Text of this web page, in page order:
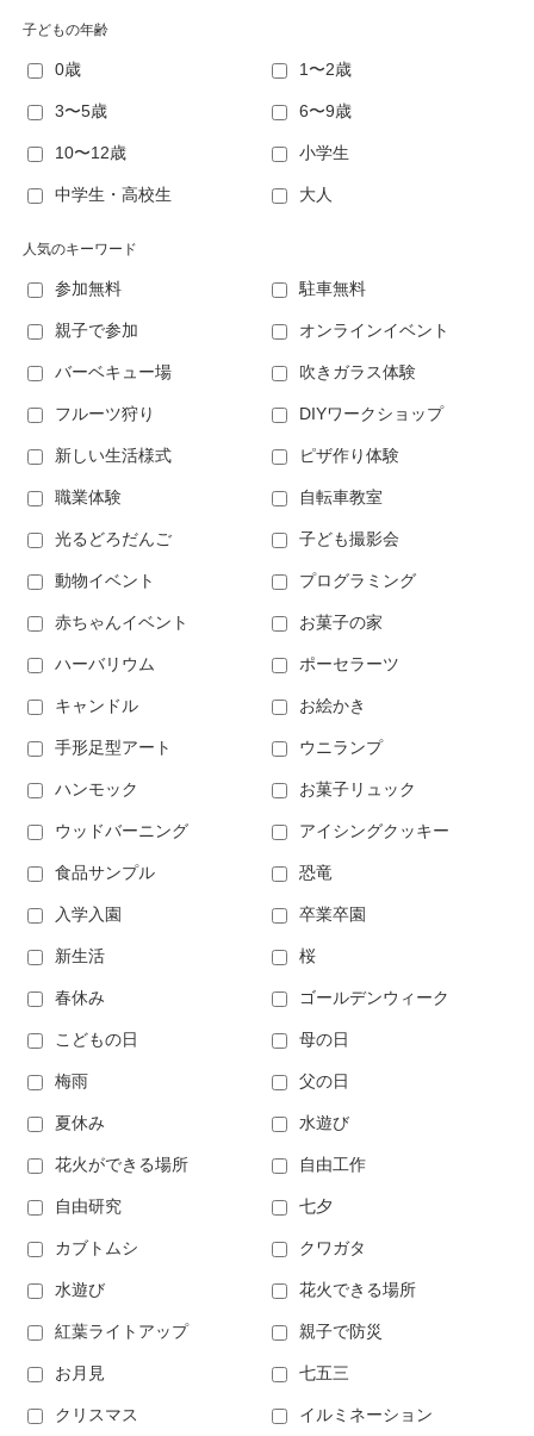
子どもの年齢
0歳 1〜2歳
3〜5歳 6〜9歳
10〜12歳 小学生
中学生・高校生 大人
人気のキーワード
参加無料 駐車無料
親子で参加 オンラインイベント
バーベキュー場 吹きガラス体験
フルーツ狩り DIYワークショップ
新しい生活様式 ピザ作り体験
職業体験 自転車教室
光るどろだんご 子ども撮影会
動物イベント プログラミング
赤ちゃんイベント お菓子の家
ハーバリウム ポーセラーツ
キャンドル お絵かき
手形足型アート ウニランプ
ハンモック お菓子リュック
ウッドバーニング アイシングクッキー
食品サンプル 恐竜
入学入園 卒業卒園
新生活 桜
春休み ゴールデンウィーク
こどもの日 母の日
梅雨 父の日
夏休み 水遊び
花火ができる場所 自由工作
自由研究 七夕
カブトムシ クワガタ
水遊び 花火できる場所
紅葉ライトアップ 親子で防災
お月見 七五三
クリスマス イルミネーション